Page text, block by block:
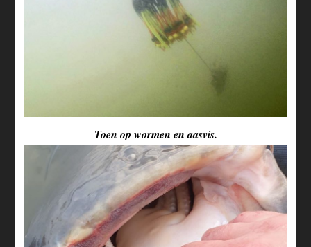
Toen op wormen en aasvis.